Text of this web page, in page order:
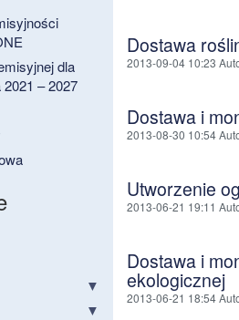
dla
– 2027
Dostawa
2013-09-04 10:23
Dostawa i
2013-08-30 10:54
Utworzenie
2013-06-21 19:11
Dostawa i
ekologicznej
2013-06-21 18:54